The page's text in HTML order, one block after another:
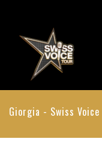
Giorgia - Swiss